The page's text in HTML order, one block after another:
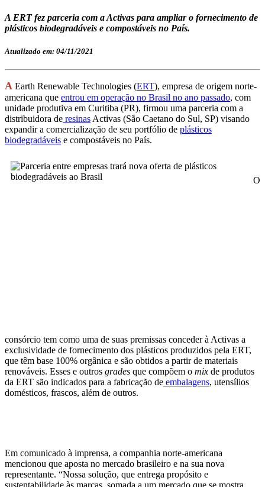
A ERT fez parceria com a Activas para ampliar o fornecimento de
plásticos biodegradáveis e compostáveis no País.
Atualizado em: 04/11/2021
A Earth Renewable Technologies (ERT), empresa de origem norte-
americana que entrou em operação no Brasil no ano passado, com
unidade produtiva em Curitiba (PR), firmou uma parceria com a
distribuidora de resinasActivas (São Caetano do Sul, SP) visando
expandir a comercialização de seu portfólio de plásticos
biodegradáveis e compostáveis no País.
O
consórcio tem como uma de suas premissas conceder à Activas a
exclusividade de fornecimento dos plásticos produzidos pela ERT,
que têm base 100% orgânica e são obtidos a partir de materiais
renováveis. Esses e outros grades que compõem o mix de produtos
da ERT são indicados para a fabricação de embalagens, utensílios
domésticos, frascos, além de outros.
Em comunicado à imprensa, a companhia norte-americana
mencionou que aposta no mercado brasileiro e na sua nova
representante. “Nossa solução, que entrega propósito e